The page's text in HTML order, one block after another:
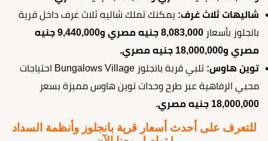
شاليهات ثلاث غرف: يمكنك تملك شاليه ثلاث غرف داخل قرية
بانجلوز بأسعار
8,083,000 جنيه مصري و9,440,000 جنيه
مصري و18,000,000 جنيه مصري.
توين هاوس:
تلبي قربة بانجلوز Bungalows Village احتياجات
محبي الرفاهية عبر طرح وحدات توين هاوس مميزة بسعر
18,000,000 جنيه مصري.
للتعرف على أحدث أسعار قرية بانجلوز وأنظمة السداد